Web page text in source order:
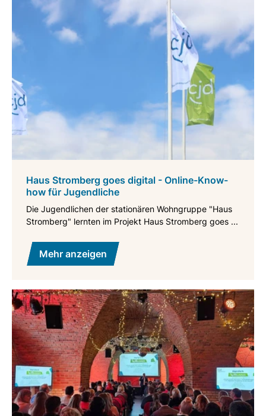
Haus Stromberg goes digital - Online-Know-
how für Jugendliche
Die Jugendlichen der stationären Wohngruppe "Haus
Stromberg" lernten im Projekt Haus Stromberg goes ...
Mehr anzeigen